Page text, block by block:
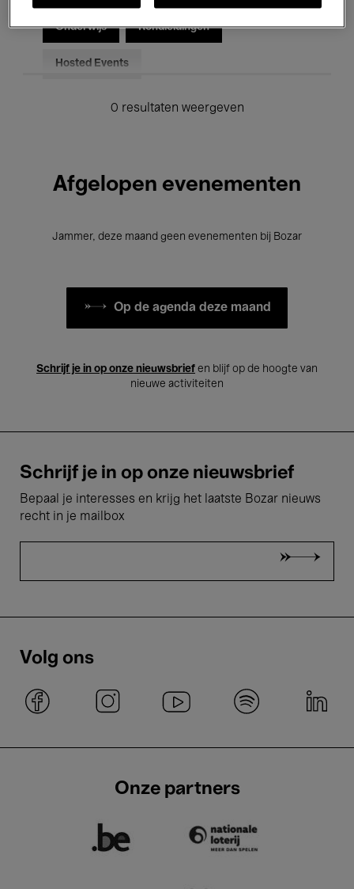
Onderwijs Rondleidingen
Hosted Events
0 resultaten weergeven
Afgelopen evenementen
Jammer, deze maand geen evenementen bij Bozar
Op de agenda deze maand
Schrijf je in op onze nieuwsbrief en blijf op de hoogte van
nieuwe activiteiten
Schrijf je in op onze nieuwsbrief
Bepaal je interesses en krijg het laatste Bozar nieuws
recht in je mailbox
Volg ons
Onze partners